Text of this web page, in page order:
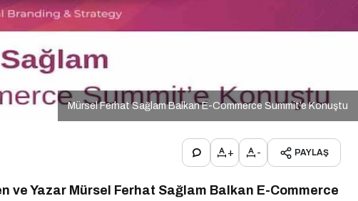
Mürsel Ferhat Sağlam Balkan E-Commerce Summit’e Konuştu
+ - PAYLAŞ
ve Yazar Mürsel Ferhat Sağlam Balkan E-Commerce